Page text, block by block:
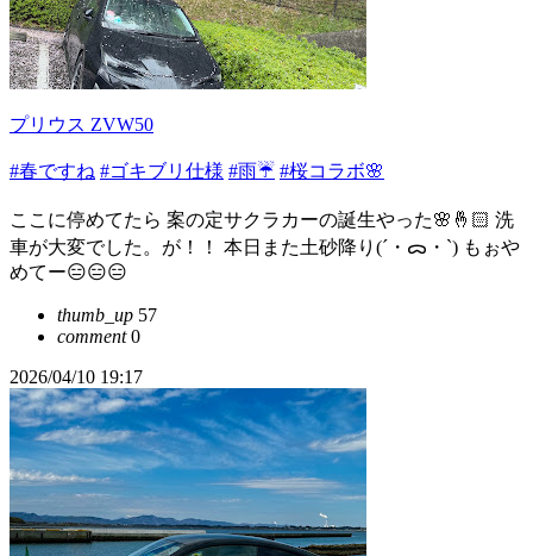
プリウス ZVW50
#春ですね #ゴキブリ仕様 #雨☔ #桜コラボ🌸
ここに停めてたら 案の定サクラカーの誕生やった🌸🤞🏻 洗
車が大変でした。が！！ 本日また土砂降り(´・ᯅ・`) もぉや
めてー😑😑😑
thumb_up 57
comment0
2026/04/10 19:17